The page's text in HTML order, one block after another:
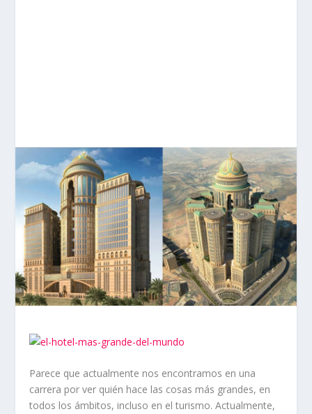
Parece que actualmente nos encontramos en una
carrera por ver quién hace las cosas más grandes, en
todos los ámbitos, incluso en el turismo. Actualmente,